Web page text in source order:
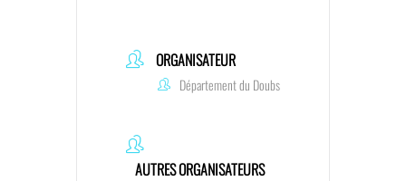
ORGANISATEUR
Département du Doubs
AUTRES ORGANISATEURS